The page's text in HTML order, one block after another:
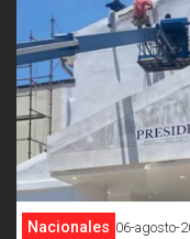
Nacionales 06-agosto-